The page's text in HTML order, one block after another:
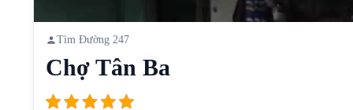
Tìm Đường 247
Chợ Tân Ba